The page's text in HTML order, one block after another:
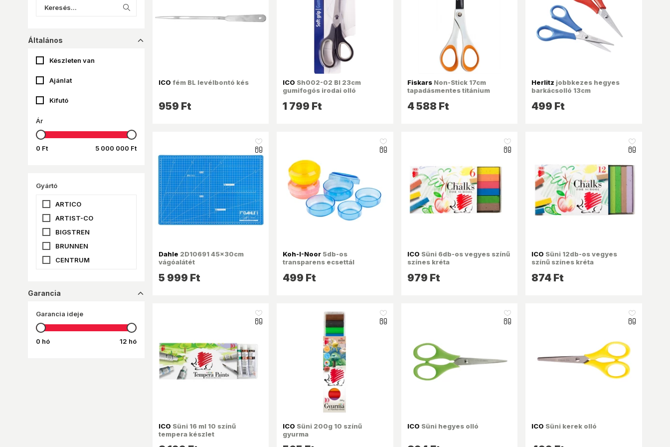
ICO fém BL levélbontó kés
959 Ft
ICO Sh002-02 Bl 23cm
gumifogós irodai olló
1 799 Ft
FiskarsNon-Stick 17cm
tapadásmentes titánium
4 588 Ft
Herlitz jobbkezes hegyes
barkácsolló 13cm
499 Ft
like_16
Dahle 2D10691 45x30cm
vágóalátét
5 999 Ft
like_16
Koh-I-Noor 5db-os
transparens ecsettál
499 Ft
like_16
ICO Süni 6db-os vegyes színű
színes kréta
979 Ft
like_16
ICO Süni 12db-os vegyes
színű színes kréta
874 Ft
like_16
ICO Süni 16 ml 10 színű
tempera készlet
like_16
ICO Süni 200g 10 színű
gyurma
like_16
ICO Süni hegyes olló
like_16
ICO Süni kerek olló
Általános dropup_16
Készleten van
Ajánlat
Kifutó
Ár
0 Ft 5 000 000 Ft
Gyártó
ARTICO
ARTIST-CO
BIGSTREN
BRUNNEN
CENTRUM
DERWENT
EDDING
Garancia dropup_16
Garancia ideje
0 hó 12 hó